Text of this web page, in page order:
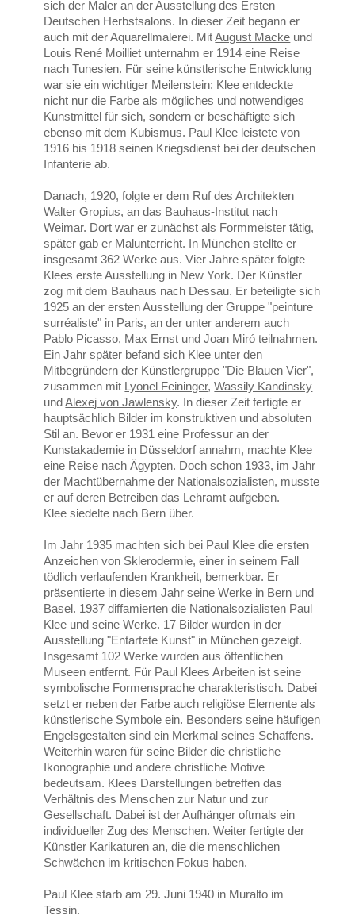
sich der Maler an der Ausstellung des Ersten
Deutschen Herbstsalons. In dieser Zeit begann er
auch mit der Aquarellmalerei. MitAugust Macke und
Louis René Moilliet unternahm er 1914 eine Reise
nach Tunesien. Für seine künstlerische Entwicklung
war sie ein wichtiger Meilenstein: Klee entdeckte
nicht nur die Farbe als mögliches und notwendiges
Kunstmittel für sich, sondern er beschäftigte sich
ebenso mit dem Kubismus. Paul Klee leistete von
1916 bis 1918 seinen Kriegsdienst bei der deutschen
Infanterie ab.
Danach, 1920, folgte er dem Ruf des Architekten
Walter Gropius, an das Bauhaus-Institut nach
Weimar. Dort war er zunächst als Formmeister tätig,
später gab er Malunterricht. In München stellte er
insgesamt 362 Werke aus. Vier Jahre später folgte
Klees erste Ausstellung in New York. Der Künstler
zog mit dem Bauhaus nach Dessau. Er beteiligte sich
1925 an der ersten Ausstellung der Gruppe "peinture
surréaliste" in Paris, an der unter anderem auch
Pablo Picasso, Max Ernst undJoan Miró teilnahmen.
Ein Jahr später befand sich Klee unter den
Mitbegründern der Künstlergruppe "Die Blauen Vier",
zusammen mit Lyonel Feininger,Wassily Kandinsky
undAlexej von Jawlensky. In dieser Zeit fertigte er
hauptsächlich Bilder im konstruktiven und absoluten
Stil an. Bevor er 1931 eine Professur an der
Kunstakademie in Düsseldorf annahm, machte Klee
eine Reise nach Ägypten. Doch schon 1933, im Jahr
der Machtübernahme der Nationalsozialisten, musste
er auf deren Betreiben das Lehramt aufgeben.
Klee siedelte nach Bern über.
Im Jahr 1935 machten sich bei Paul Klee die ersten
Anzeichen von Sklerodermie, einer in seinem Fall
tödlich verlaufenden Krankheit, bemerkbar. Er
präsentierte in diesem Jahr seine Werke in Bern und
Basel. 1937 diffamierten die Nationalsozialisten Paul
Klee und seine Werke. 17 Bilder wurden in der
Ausstellung "Entartete Kunst" in München gezeigt.
Insgesamt 102 Werke wurden aus öffentlichen
Museen entfernt. Für Paul Klees Arbeiten ist seine
symbolische Formensprache charakteristisch. Dabei
setzt er neben der Farbe auch religiöse Elemente als
künstlerische Symbole ein. Besonders seine häufigen
Engelsgestalten sind ein Merkmal seines Schaffens.
Weiterhin waren für seine Bilder die christliche
Ikonographie und andere christliche Motive
bedeutsam. Klees Darstellungen betreffen das
Verhältnis des Menschen zur Natur und zur
Gesellschaft. Dabei ist der Aufhänger oftmals ein
individueller Zug des Menschen. Weiter fertigte der
Künstler Karikaturen an, die die menschlichen
Schwächen im kritischen Fokus haben.
Paul Klee starb am 29. Juni 1940 in Muralto im
Tessin.